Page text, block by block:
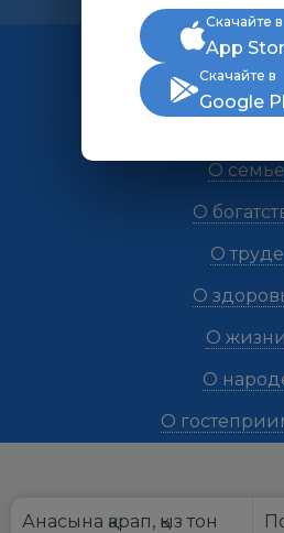
Все
О дружбе
О семье
О
О труде
О
О жизни
О
О
Анасына қарап, қыз тон
Скачайте в
App
Скачайте в
Google